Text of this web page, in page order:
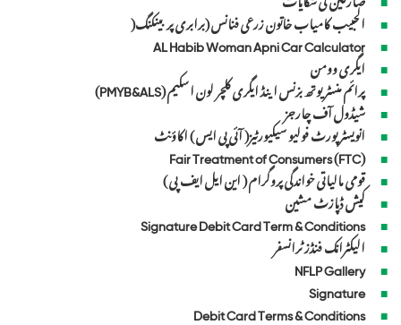
الحبیب کامیاب خاتون زرعی فنانس (برابری پر بینکنگ(
AL Habib Woman Apni Car Calculator
ایگری وومن
پرائم منسٹریوتھ بزنس اینڈ ایگری کلچر لون اسکیم (PMYB&ALS)
شیڈول آف چارجز
انویسٹر پورٹ فولیو سیکیورٹیز( آئی پی ایس ) اکاؤنٹ
Fair Treatment of Consumers (FTC)
قومی مالیاتی خواندگی پروگرام ( این ایل ایف پی )
کیش ڈپازٹ مشین
Signature Debit Card Term & Conditions
الیکٹرانک فنڈز ٹرانسفر
NFLP Gallery
Signature
Debit Card Terms & Conditions